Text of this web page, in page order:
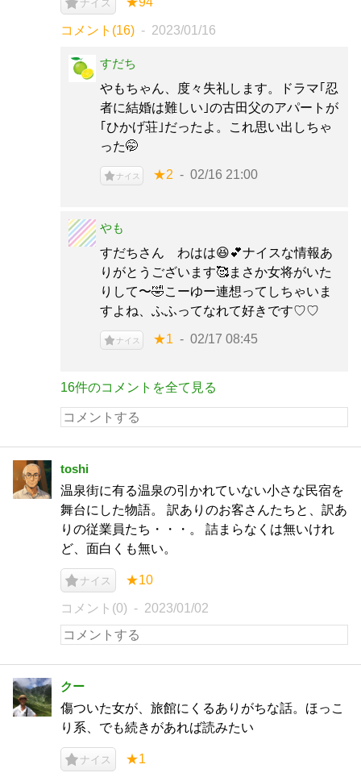
ナイス
コメント(16) 2023/01/16
すだち
やもちゃん、度々失礼します。ドラマ｢忍
者に結婚は難しい｣の古田父のアパートが
｢ひかげ荘｣だったよ。これ思い出しちゃ
った🤭
ナイス ★2 02/16 21:00
やも
すだちさん わはは😆💕ナイスな情報あ
りがとうございます🥰まさか女将がいた
りして〜🤣こーゆー連想ってしちゃいま
すよね、ふふってなれて好きです♡♡
ナイス ★1 02/17 08:45
16件のコメントを全て見る
toshi
温泉街に有る温泉の引かれていない小さな民宿を
舞台にした物語。 訳ありのお客さんたちと、訳あ
りの従業員たち・・・。 詰まらなくは無いけれ
ど、面白くも無い。
ナイス ★10
コメント(0) 2023/01/02
クー
傷ついた女が、旅館にくるありがちな話。ほっこ
り系、でも続きがあれば読みたい
ナイス ★1